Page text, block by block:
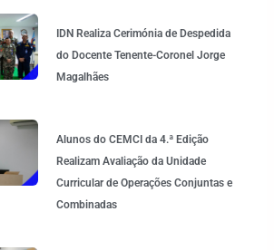
IDN Realiza Cerimónia de Despedida
do Docente Tenente-Coronel Jorge
Magalhães
Alunos do CEMCI da 4.ª Edição
Realizam Avaliação da Unidade
Curricular de Operações Conjuntas e
Combinadas